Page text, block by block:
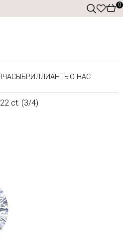
0
ЧАСЫ БРИЛЛИАНТЫ О НАС
ct. (3/4)